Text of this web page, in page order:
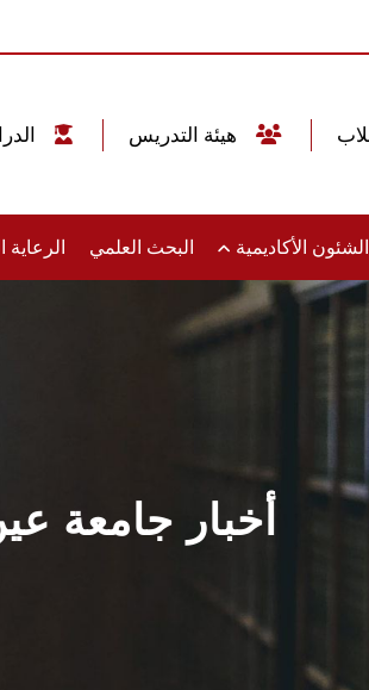
الشئون الأكاديمية البحث العلمي الرعاية
أخبار